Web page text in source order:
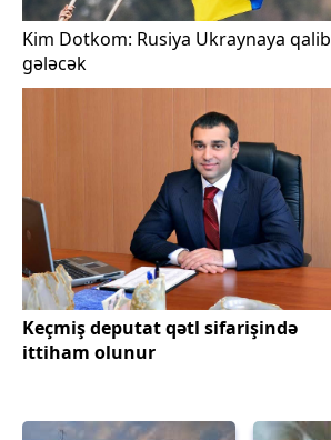
Kim Dotkom: Rusiya Ukraynaya qalib
gələcək
Keçmiş deputat qətl sifarişində
ittiham olunur